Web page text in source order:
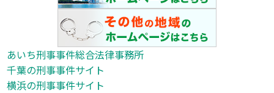
あいち刑事事件総合法律事務所
千葉の刑事事件サイト
横浜の刑事事件サイト